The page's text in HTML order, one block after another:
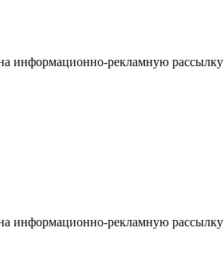
информационно-рекламную рассылку
информационно-рекламную рассылку